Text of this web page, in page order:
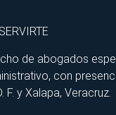
de abogados
con
F. y Xalapa, Veracruz.